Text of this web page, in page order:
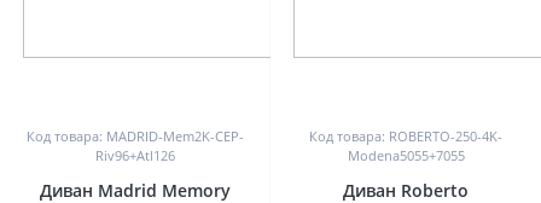
Код товара: MADRID-Mem2K-СЕР-
Riv96+Atl126
Диван Madrid Memory
Код товара: ROBERTO-250-4K-
Modena5055+7055
Диван Roberto